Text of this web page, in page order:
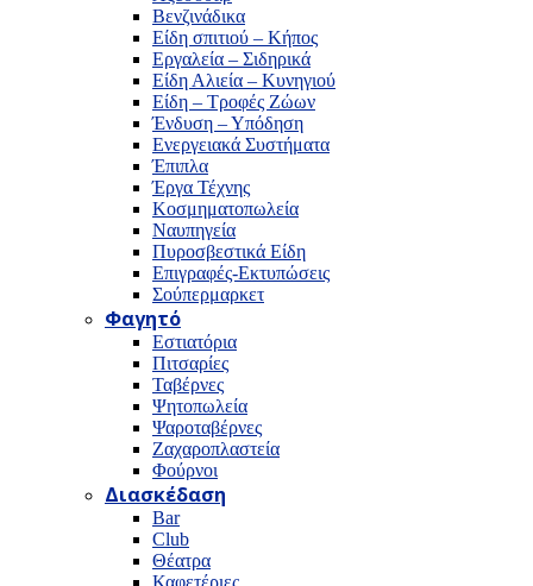
Βενζινάδικα
Είδη σπιτιού – Κήπος
Εργαλεία – Σιδηρικά
Είδη Αλιεία – Κυνηγιού
Είδη – Τροφές Ζώων
Ένδυση – Υπόδηση
Ενεργειακά Συστήματα
Έπιπλα
Έργα Τέχνης
Κοσμηματοπωλεία
Ναυπηγεία
Πυροσβεστικά Είδη
Επιγραφές-Εκτυπώσεις
Σούπερμαρκετ
Φαγητό
Εστιατόρια
Πιτσαρίες
Ταβέρνες
Ψητοπωλεία
Ψαροταβέρνες
Ζαχαροπλαστεία
Φούρνοι
Διασκέδαση
Bar
Club
Θέατρα